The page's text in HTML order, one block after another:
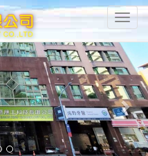
T
g
g
l
e
n
a
v
i
N
e
x
t